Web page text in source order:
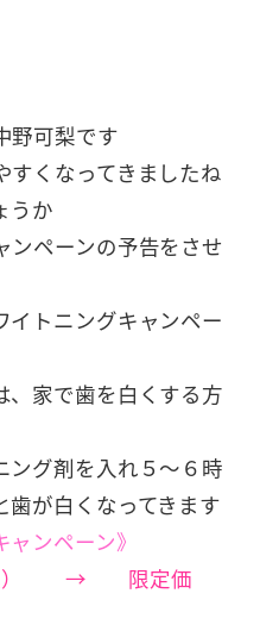
野可梨です
すくなってきましたね
うか
ンペーンの予告をさせ
イトニングキャンペー
、家で歯を白くする方
ング剤を入れ５～６時
歯が白くなってきます
ンペーン》
込） → 限定価